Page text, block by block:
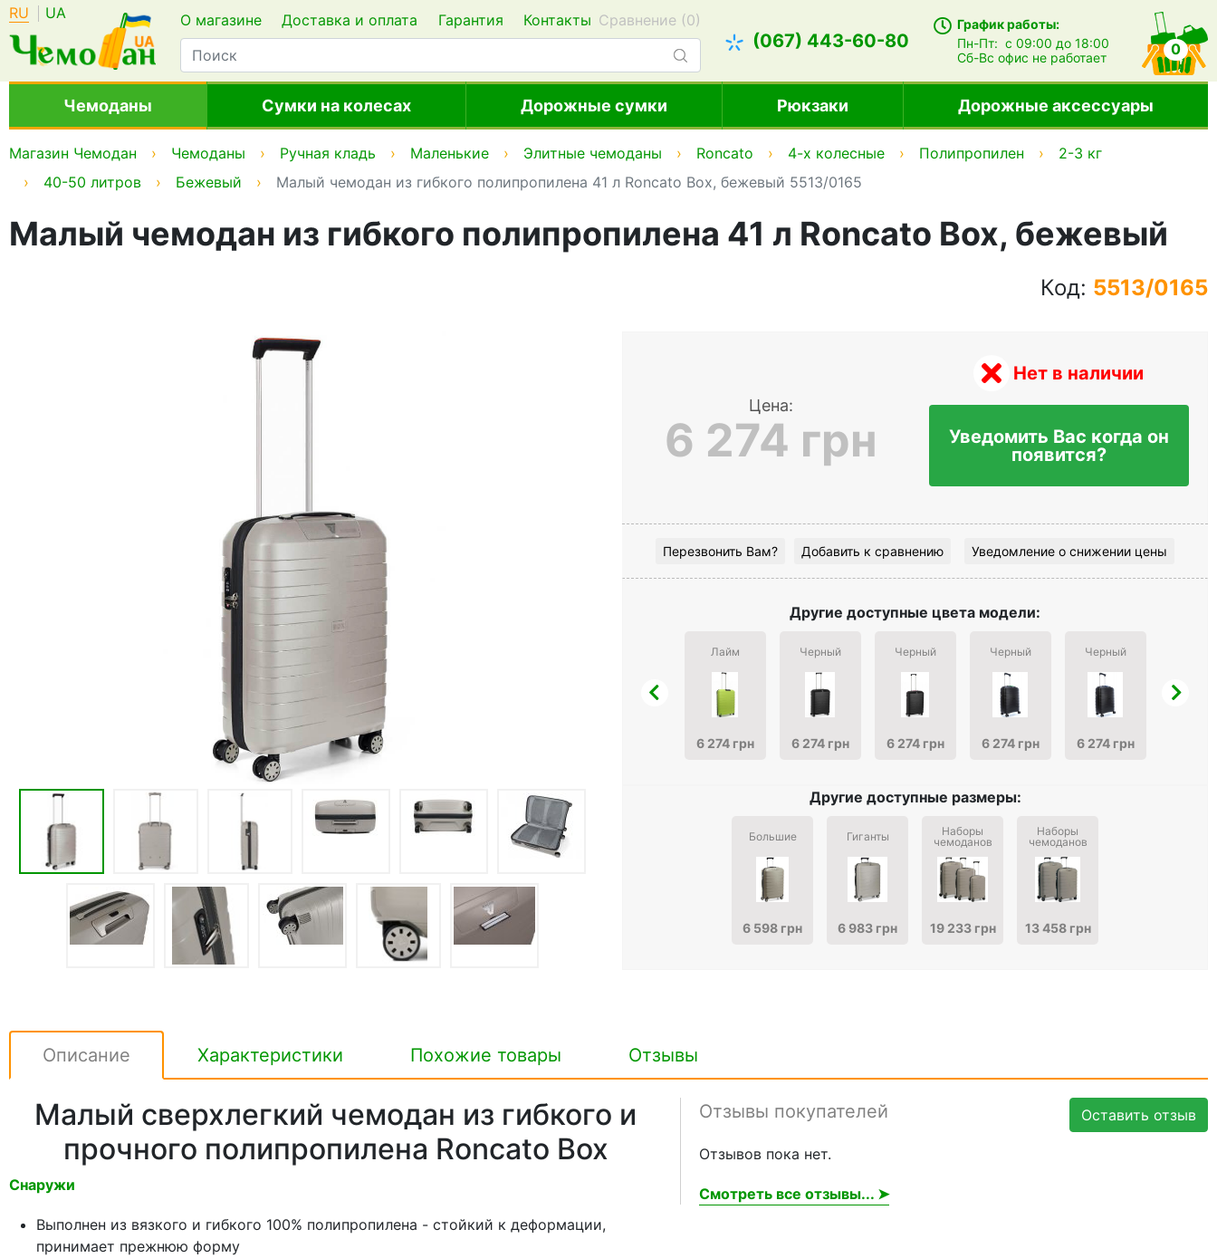
RU UA О магазине Доставка и оплата Гарантия Контакты Сравнение (0)
(067) 443-60-80
График работы:
Пн-Пт:с 09:00 до 18:00
Сб-Всофис не работает 0
Чемоданы Сумки на колесах Дорожные сумки Рюкзаки Дорожные аксессуары
Магазин Чемодан Чемоданы Ручная кладь Маленькие Элитные чемоданы Roncato 4-х колесные Полипропилен
2-3 кг
40-50 литров
Бежевый Малый чемодан из гибкого полипропилена 41 л Roncato Box, бежевый 5513/0165
Малый чемодан из гибкого полипропилена 41 л Roncato Box, бежевый
Код: 5513/0165
Цена:
6 274 грн
Нет в наличии
Уведомить Вас когда он
появится?
Перезвонить Вам? Добавить к сравнению Уведомление о снижении цены
Другие доступные цвета модели:
Лайм
6 274 грн
Черный
6 274 грн
Черный
6 274 грн
Черный
6 274 грн
Черный
6 274 грн
Другие доступные размеры:
Большие
6 598 грн
Гиганты
6 983 грн
Наборы
чемоданов
19 233 грн
Наборы
чемоданов
13 458 грн
Описание Характеристики Похожие товары Отзывы
Оставить отзыв
Отзывы покупателей
Отзывов пока нет.
Смотреть все отзывы... ➤
Малый сверхлегкий чемодан из гибкого и
прочного полипропилена Roncato Box
Снаружи
Выполнен из вязкого и гибкого 100% полипропилена - стойкий к деформации,
принимает прежнюю форму